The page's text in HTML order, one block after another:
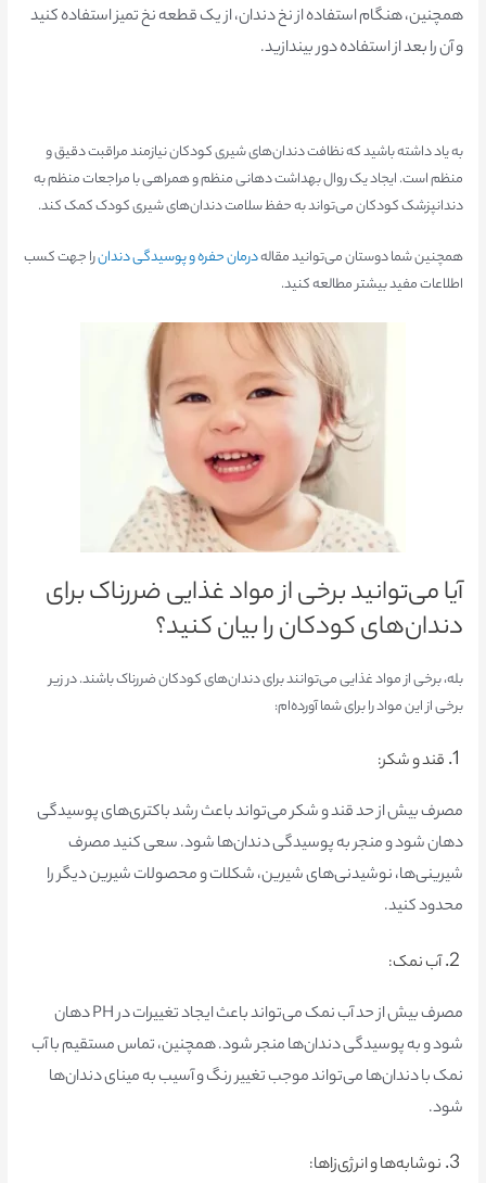
همچنین، هنگام استفاده از نخ دندان، از یک قطعه نخ تمیز استفاده کنید
و آن را بعد از استفاده دور بیندازید.
به یاد داشته باشید که نظافت دندان‌های شیری کودکان نیازمند مراقبت دقیق و
منظم است. ایجاد یک روال بهداشت دهانی منظم و همراهی با مراجعات منظم به
دندانپزشک کودکان می‌تواند به حفظ سلامت دندان‌های شیری کودک کمک کند.
همچنین شما دوستان می‌توانید مقالهدرمان حفره و پوسیدگی دندانرا جهت کسب
اطلاعات مفید بیشتر مطالعه کنید.
آیا می‌توانید برخی از مواد غذایی ضررناک برای
دندان‌های کودکان را بیان کنید؟
بله، برخی از مواد غذایی می‌توانند برای دندان‌های کودکان ضررناک باشند. در زیر
برخی از این مواد را برای شما آورده‌ام:
قند و شکر:
مصرف بیش از حد قند و شکر می‌تواند باعث رشد باکتری‌های پوسیدگی
دهان شود و منجر به پوسیدگی دندان‌ها شود. سعی کنید مصرف
شیرینی‌ها، نوشیدنی‌های شیرین، شکلات و محصولات شیرین دیگر را
محدود کنید.
آب نمک:
مصرف بیش از حد آب نمک می‌تواند باعث ایجاد تغییرات درPHدهان
شود و به پوسیدگی دندان‌ها منجر شود. همچنین، تماس مستقیم با آب
نمک با دندان‌ها می‌تواند موجب تغییر رنگ و آسیب به مینای دندان‌ها
شود.
نوشابه‌ها و انرژی‌زاها: